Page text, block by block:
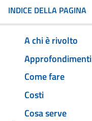
INDICE DELLA PAGINA
A chi è rivolto
Approfondimenti
Come fare
Costi
Cosa serve